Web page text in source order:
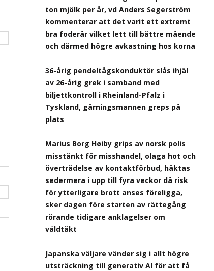
ton mjölk per år, vd Anders Segerström
kommenterar att det varit ett extremt
bra foderår vilket lett till bättre mående
och därmed högre avkastning hos korna
36-årig pendeltågskonduktör slås ihjäl
av 26-årig grek i samband med
biljettkontroll i Rheinland-Pfalz i
Tyskland, gärningsmannen greps på
plats
Marius Borg Høiby grips av norsk polis
misstänkt för misshandel, olaga hot och
överträdelse av kontaktförbud, häktas
sedermera i upp till fyra veckor då risk
för ytterligare brott anses föreligga,
sker dagen före starten av rättegång
rörande tidigare anklagelser om
våldtäkt
Japanska väljare vänder sig i allt högre
utsträckning till generativ AI för att få